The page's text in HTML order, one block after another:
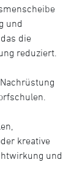
und
die
reduziert.
kreative
und